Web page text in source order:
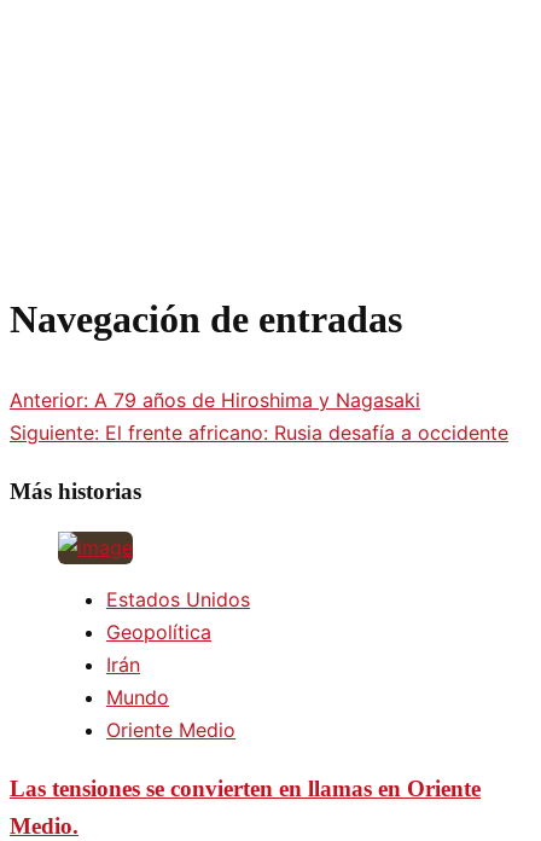
Navegación de entradas
Anterior: A 79 años de Hiroshima y Nagasaki
Siguiente: El frente africano: Rusia desafía a occidente
Más historias
Estados Unidos
Geopolítica
Irán
Mundo
Oriente Medio
Las tensiones se convierten en llamas en Oriente
Medio.